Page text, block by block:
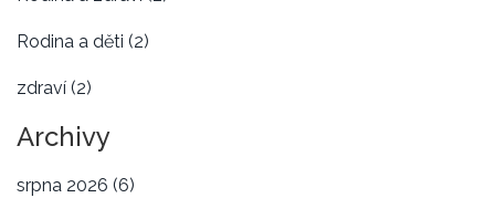
Rodina a děti (2)
zdraví (2)
Archivy
srpna 2026 (6)